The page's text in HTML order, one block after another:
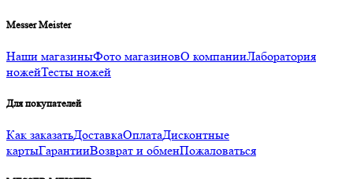
Messer Meister
Наши магазиныФото магазиновО компанииЛаборатория
ножейТесты ножей
Для покупателей
Как заказатьДоставкаОплатаДисконтные
картыГарантииВозврат и обменПожаловаться